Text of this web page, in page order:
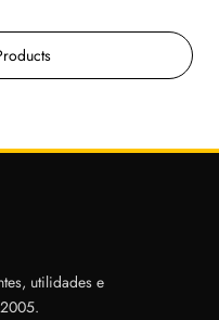
utilidades e